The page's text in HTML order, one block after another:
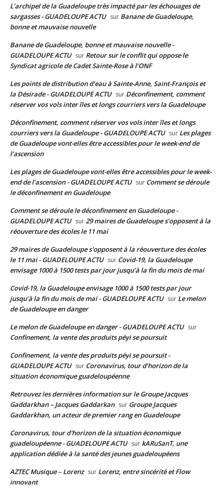
L’archipel de la Guadeloupe très impacté par les échouages de
sargasses - GUADELOUPE ACTU sur Banane de Guadeloupe,
bonne et mauvaise nouvelle
Banane de Guadeloupe, bonne et mauvaise nouvelle -
GUADELOUPE ACTU sur Retour sur le conflit qui oppose le
Syndicat agricole de Cadet Sainte-Rose à l’ONF
Les points de distribution d’eau à Sainte-Anne, Saint-François et
la Désirade - GUADELOUPE ACTU sur Déconfinement, comment
réserver vos vols inter îles et longs courriers vers la Guadeloupe
Déconfinement, comment réserver vos vols inter îles et longs
courriers vers la Guadeloupe - GUADELOUPE ACTU sur Les plages
de Guadeloupe vont-elles être accessibles pour le week-end de
l’ascension
Les plages de Guadeloupe vont-elles être accessibles pour le week-
end de l’ascension - GUADELOUPE ACTU sur Comment se déroule
le déconfinement en Guadeloupe
Comment se déroule le déconfinement en Guadeloupe -
GUADELOUPE ACTU sur29 maires de Guadeloupe s’opposent à la
réouverture des écoles le 11 mai
29 maires de Guadeloupe s'opposent à la réouverture des écoles
le 11 mai - GUADELOUPE ACTU sur Covid-19, la Guadeloupe
envisage 1000 à 1500 tests par jour jusqu’à la fin du mois de mai
Covid-19, la Guadeloupe envisage 1000 à 1500 tests par jour
jusqu’à la fin du mois de mai - GUADELOUPE ACTU sur Le melon
de Guadeloupe en danger
Le melon de Guadeloupe en danger - GUADELOUPE ACTU sur
Confinement, la vente des produits péyi se poursuit
Confinement, la vente des produits péyi se poursuit -
GUADELOUPE ACTU sur Coronavirus, tour d’horizon de la
situation économique guadeloupéenne
Retrouvez les dernières information sur le Groupe Jacques
Gaddarkhan – Jacques Gaddarkan sur Groupe Jacques
Gaddarkhan, un acteur de premier rang en Guadeloupe
Coronavirus, tour d'horizon de la situation économique
guadeloupéenne - GUADELOUPE ACTU sur kARuSanT, une
application dédiée à la santé des jeunes guadeloupéens
AZTEC Musique – Lorenz sur Lorenz, entre sincérité et Flow
innovant